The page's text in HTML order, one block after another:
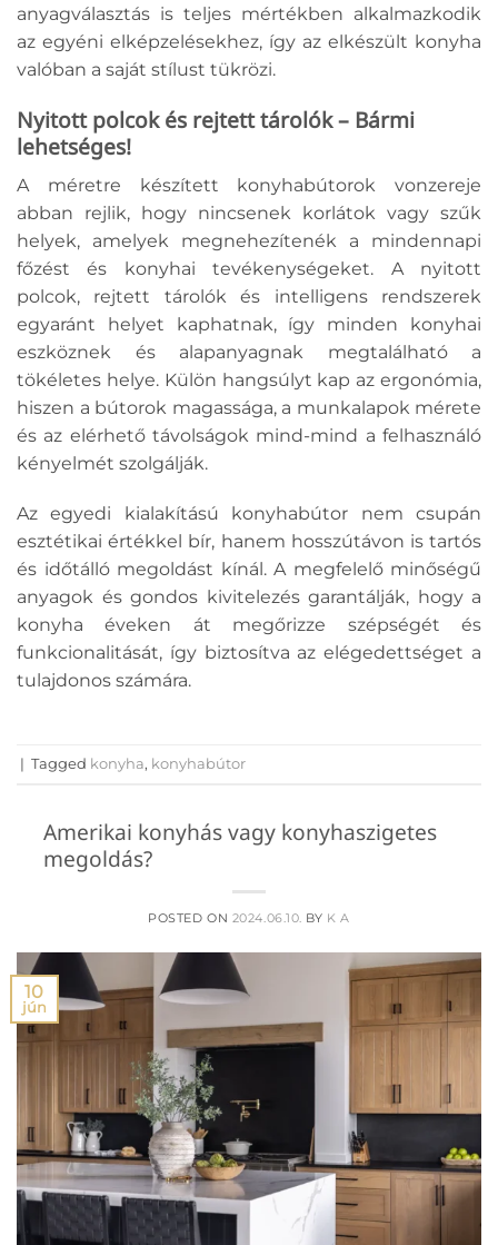
anyagválasztás is teljes mértékben alkalmazkodik
az egyéni elképzelésekhez, így az elkészült konyha
valóban a saját stílust tükrözi.
Nyitott polcok és rejtett tárolók – Bármi
lehetséges!
A méretre készített konyhabútorok vonzereje
abban rejlik, hogy nincsenek korlátok vagy szűk
helyek, amelyek megnehezítenék a mindennapi
főzést és konyhai tevékenységeket. A nyitott
polcok, rejtett tárolók és intelligens rendszerek
egyaránt helyet kaphatnak, így minden konyhai
eszköznek és alapanyagnak megtalálható a
tökéletes helye. Külön hangsúlyt kap az ergonómia,
hiszen a bútorok magassága, a munkalapok mérete
és az elérhető távolságok mind-mind a felhasználó
kényelmét szolgálják.
Az egyedi kialakítású konyhabútor nem csupán
esztétikai értékkel bír, hanem hosszútávon is tartós
és időtálló megoldást kínál. A megfelelő minőségű
anyagok és gondos kivitelezés garantálják, hogy a
konyha éveken át megőrizze szépségét és
funkcionalitását, így biztosítva az elégedettséget a
tulajdonos számára.
| Tagged konyha, konyhabútor
Amerikai konyhás vagy konyhaszigetes
megoldás?
POSTED ON 2024.06.10. BY K A
10
jún